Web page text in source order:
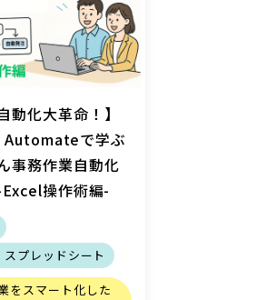
動化大革命！】
で学ぶ
事務作業自動化
操作術編-
プレッドシート
をスマート化した